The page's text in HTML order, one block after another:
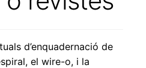
d’enquadernació de
el wire-o, i la